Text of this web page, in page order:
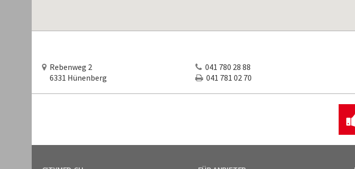
Rebenweg 2
6331 Hünenberg
041 780 28 88
041 781 02 70